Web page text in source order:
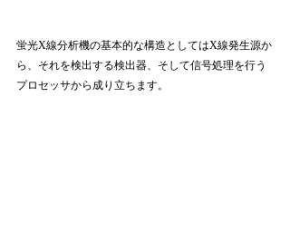
蛍光X線分析機の基本的な構造としてはX線発生源か
ら、それを検出する検出器、そして信号処理を行う
プロセッサから成り立ちます。